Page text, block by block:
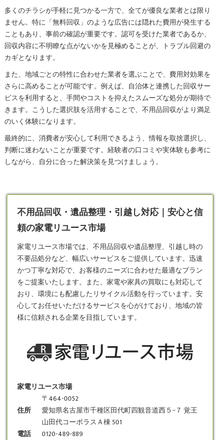
多くのチラシが手軽に見つかる一方で、全てが優良な業者とは限り
ません。特に「無料回収」のような広告には隠れた費用が発生する
こともあり、事前の確認が重要です。認可を受けた業者であるか、
回収内容に不明瞭な点がないかを見極めることが、トラブル回避の
カギとなります。
また、地域ごとの特性に合わせた業者を選ぶことで、費用対効果を
さらに高めることが可能です。例えば、自治体と連携した回収サー
ビスを利用すると、手間やコストを抑えたスムーズな処分が期待で
きます。こうした選択肢を活用することで、不用品回収がより満足
のいく体験になります。
最終的に、消費者が安心して利用できるよう、情報を取捨選択し、
判断に迷わないことが重要です。経験者の口コミや実体験も参考に
しながら、自分に合った解決策を見つけましょう。
不用品回収・遺品整理・引越し対応｜安心と信
頼の家電リユース市場
家電リユース市場では、不用品回収や遺品整理、引越し時の
不要品処分など、幅広いサービスをご提供しています。迅速
かつ丁寧な対応で、お客様のニーズに合わせた最適なプラン
をご提案いたします。また、家電や家具の買取にも対応して
おり、環境にも配慮したリサイクル活動を行っています。安
心してお任せいただけるサービスを心がけており、地域の皆
様に信頼される企業を目指しています。
家電リユース市場
住所
〒464-0052
愛知県名古屋市千種区田代町四観音道西５−７ 覚王
山田代コーポラスＡ棟 501
電話
0120-489-889